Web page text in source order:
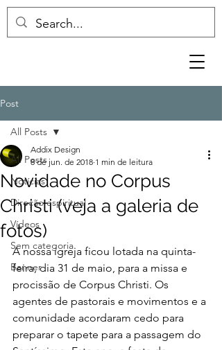
Post
All Posts
Notícias
Direção espiritual
Vídeos
Sem categoria
Banner
All Posts
Novidade no Corpus
Christi (veja a galeria de
fotos)
Addix Design
8 de jun. de 2018 1 min de leitura
A nossa igreja ficou lotada na quinta-
feira, dia 31 de maio, para a missa e
procissão de Corpus Christi. Os
agentes de pastorais e movimentos e a
comunidade acordaram cedo para
preparar o tapete para a passagem do